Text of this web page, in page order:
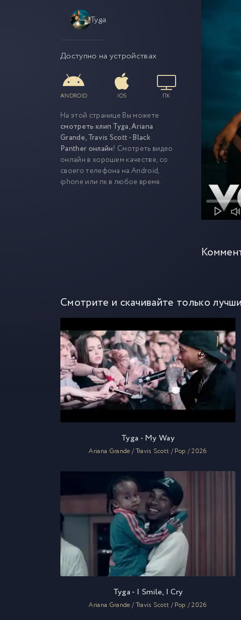
Tyga
Доступно на устройствах
ANDROID IOS ПК
На этой странице Вы можете
смотреть клип Tyga, Ariana
Grande, Travis Scott - Black
Panther онлайн! Смотреть видео
онлайн в хорошем качестве, со
своего телефона на Android,
iphone или пк в любое время.
Смотрите и скачивайте только
Tyga - My Way
Ariana Grande / Travis Scott / Pop / 2026
Tyga - I Smile, I Cry
Ariana Grande / Travis Scott / Pop / 2026